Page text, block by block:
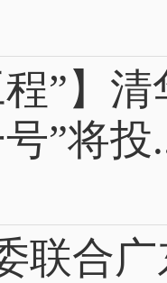
程”】
”将投
联合